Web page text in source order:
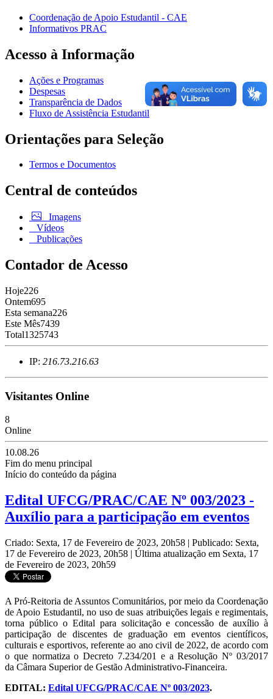
Coordenação de Apoio Estudantil - CAE
Informativos PRAC
Acesso à Informação
Ações e Programas
Despesas
Transparência de Dados
Fluxo de Assistência Estudantil
Orientações para Seleção
Termos e Documentos
Central de conteúdos
Imagens
Vídeos
Publicações
Contador de Acesso
Hoje226
Ontem695
Esta semana226
Este Mês7439
Total1325743
IP: 216.73.216.63
Visitantes Online
8
Online
10.08.26
Fim do menu principal
Início do conteúdo da página
Edital UFCG/PRAC/CAE Nº 003/2023 -
Auxílio para a participação em eventos
Criado: Sexta, 17 de Fevereiro de 2023, 20h58 | Publicado: Sexta,
17 de Fevereiro de 2023, 20h58 | Última atualização em Sexta, 17
de Fevereiro de 2023, 20h59
A Pró-Reitoria de Assuntos Comunitários, por meio da Coordenação
de Apoio Estudantil, no uso de suas atribuições legais e regimentais,
torna público o Edital para solicitação e concessão de auxílio à
participação de discentes de graduação em eventos científicos,
culturais e esportivos, referente ao ano civil de 2022, de acordo com
o que normatiza o Decreto 7.234/201 e a Resolução Nº 03/2017
da Câmara Superior de Gestão Administrativo-Financeira.
EDITAL: Edital UFCG/PRAC/CAE Nº 003/2023.